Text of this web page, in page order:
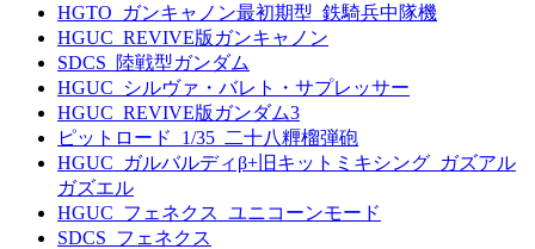
HGTO_ガンキャノン最初期型_鉄騎兵中隊機
HGUC_REVIVE版ガンキャノン
SDCS_陸戦型ガンダム
HGUC_シルヴァ・バレト・サプレッサー
HGUC_REVIVE版ガンダム3
ピットロード_1/35_二十八糎榴弾砲
HGUC_ガルバルディβ+旧キットミキシング_ガズアル
ガズエル
HGUC_フェネクス_ユニコーンモード
SDCS_フェネクス